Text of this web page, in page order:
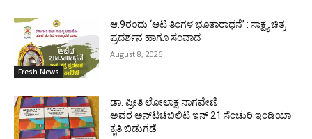
Fresh News
ಆ.9ರಂದು ‘ಆಟಿ ತಿಂಗಳ ಭೂತಾರಾಧನೆ’ : ಸಾಕ್ಷ್ಯ ಚಿತ್ರ
ಪ್ರದರ್ಶನ ಹಾಗೂ ಸಂವಾದ
August 8, 2026
ಡಾ. ಪ್ರೀತಿ ಲೋಲಾಕ್ಷ ನಾಗವೇಣಿ
ಅವರ ಅನ್‌ಟಚೆಬಿಲಿಟಿ ಇನ್ 21 ಸೆಂಚುರಿ ಇಂಡಿಯಾ
ಕೃತಿ ಬಿಡುಗಡೆ